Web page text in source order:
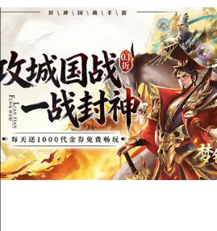
★【登录豪礼】七日登录送自选红将，
★【攻城国战】大地图闯关，城池收复
★【全新体验】封神题材策略攻城国战
★【后缀说明】全场充值永久0.1折，每